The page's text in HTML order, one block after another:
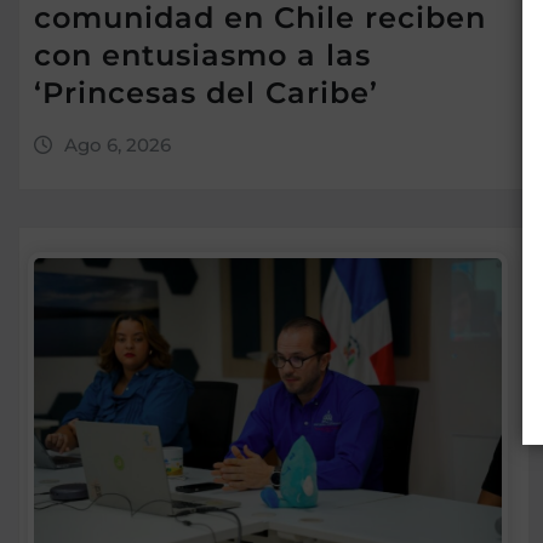
comunidad en Chile reciben
con entusiasmo a las
‘Princesas del Caribe’
Ago 6, 2026